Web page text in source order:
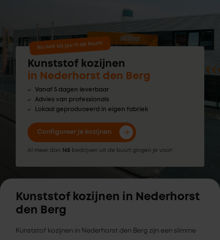
Nu ook bij jou in de buurt!
Kunststof kozijnen
in Nederhorst den Berg
Vanaf 5 dagen leverbaar
Advies van professionals
Lokaal geproduceerd in eigen fabriek
Configureer je kozijnen
Al meer dan 145 bedrijven uit de buurt gingen je voor!
Kunststof kozijnen in Nederhorst
den Berg
Kunststof kozijnen in Nederhorst den Berg zijn een slimme